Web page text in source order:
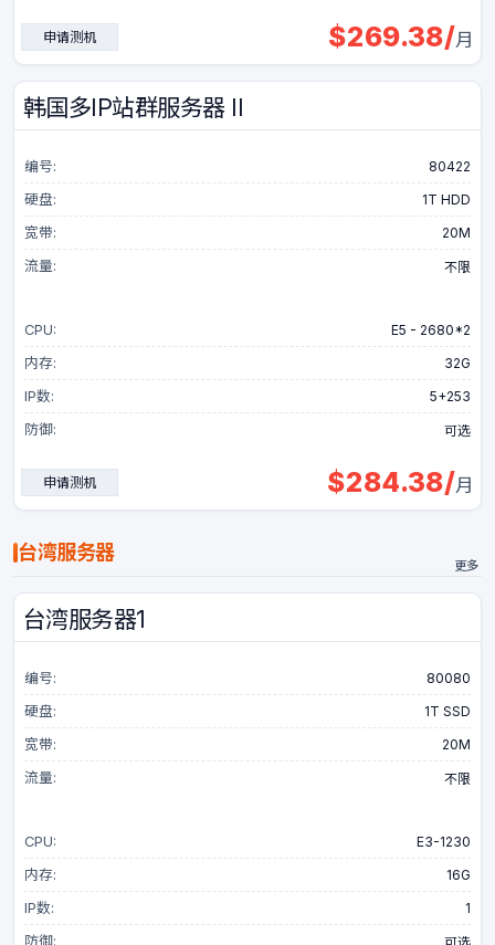
申请测机 $269.38/月
韩国多IP站群服务器 II
编号:
80422
硬盘:
1T HDD
宽带:
20M
流量:
不限
CPU:
E5 - 2680*2
内存:
32G
IP数:
5+253
防御:
可选
申请测机 $284.38/月
台湾服务器
更多
台湾服务器1
编号:
80080
硬盘:
1T SSD
宽带:
20M
流量:
不限
CPU:
E3-1230
内存:
16G
IP数:
1
防御:
可选